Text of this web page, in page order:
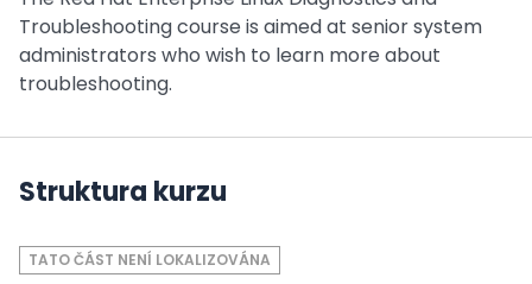
Troubleshooting course is aimed at senior system
administrators who wish to learn more about
troubleshooting.
Struktura kurzu
TATO ČÁST NENÍ LOKALIZOVÁNA